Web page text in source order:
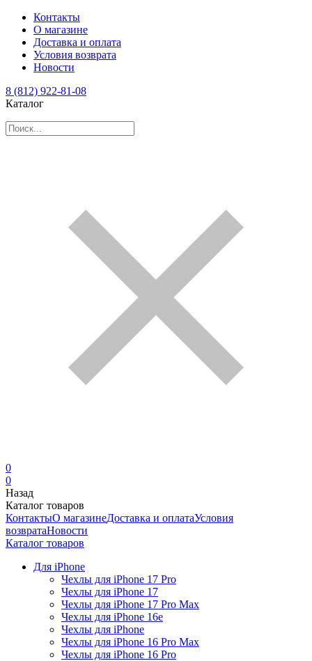
Контакты
О магазине
Доставка и оплата
Условия возврата
Новости
8 (812) 922-81-08
Каталог
0
0
Назад
Каталог товаров
КонтактыО магазинеДоставка и оплатаУсловия
возвратаНовости
Каталог товаров
Для iPhone
Чехлы для iPhone 17 Pro
Чехлы для iPhone 17
Чехлы для iPhone 17 Pro Max
Чехлы для iPhone 16e
Чехлы для iPhone
Чехлы для iPhone 16 Pro Max
Чехлы для iPhone 16 Pro